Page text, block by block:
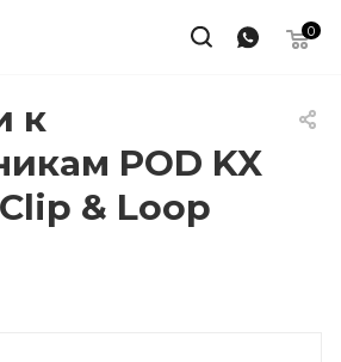
0
к
POD KX
& Loop